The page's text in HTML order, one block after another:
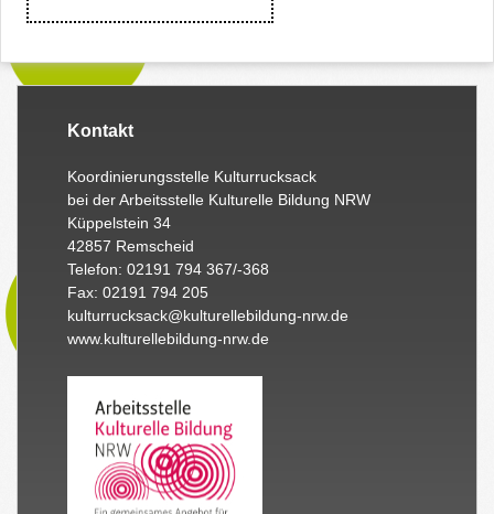
Kontakt
Koordinierungsstelle Kulturrucksack
bei der Arbeitsstelle Kulturelle Bildung NRW
Küppelstein 34
42857 Remscheid
Telefon: 02191 794 367/-368
Fax: 02191 794 205
kulturrucksack@kulturellebildung-nrw.de
www.kulturellebildung-nrw.de